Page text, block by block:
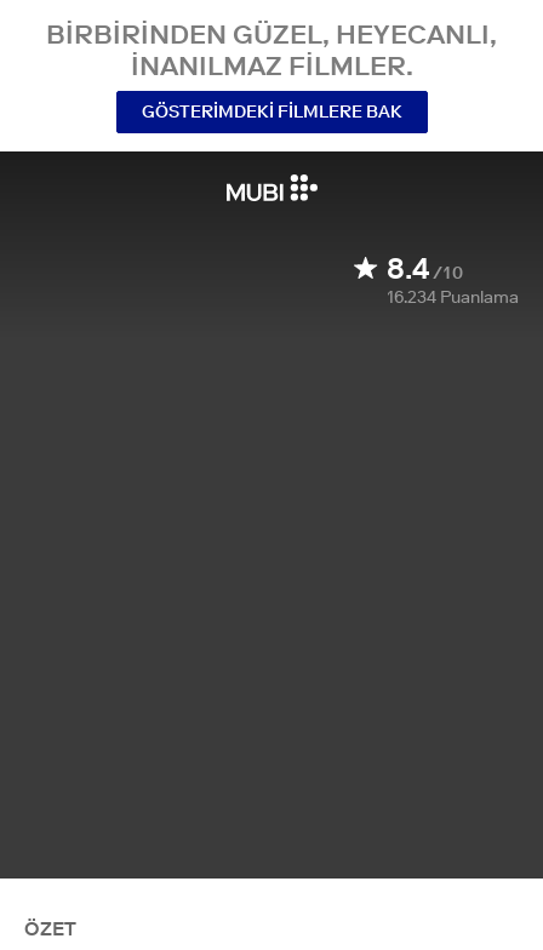
BIRBIRINDEN GÜZEL, HEYECANLI,
INANILMAZ FILMLER.
GÖSTERIMDEKI FILMLERE BAK
8.4/10
16.234 Puanlama
ÖZET